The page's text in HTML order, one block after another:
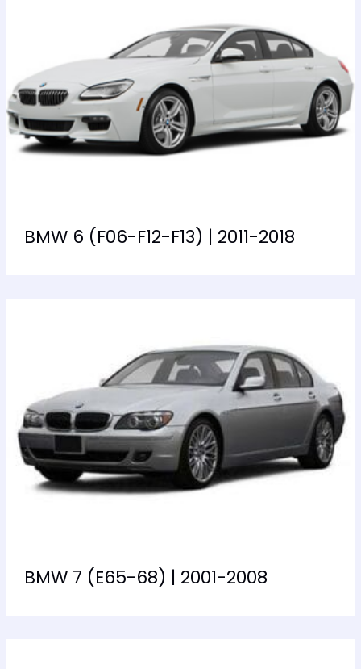
BMW 6 (F06-F12-F13) | 2011-2018
BMW 7 (E65-68) | 2001-2008